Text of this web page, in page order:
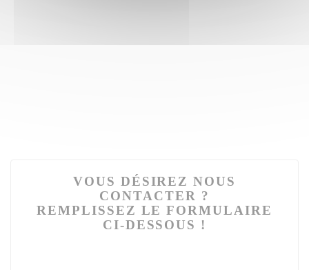
VOUS DÉSIREZ NOUS
CONTACTER ?
REMPLISSEZ LE FORMULAIRE
CI-DESSOUS !